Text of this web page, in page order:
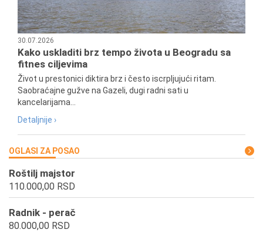
30.07.2026
Kako uskladiti brz tempo života u Beogradu sa
fitnes ciljevima
Život u prestonici diktira brz i često iscrpljujući ritam.
Saobraćajne gužve na Gazeli, dugi radni sati u
kancelarijama...
Detaljnije ›
OGLASI ZA POSAO
Roštilj majstor
110.000,00 RSD
Radnik - perač
80.000,00 RSD